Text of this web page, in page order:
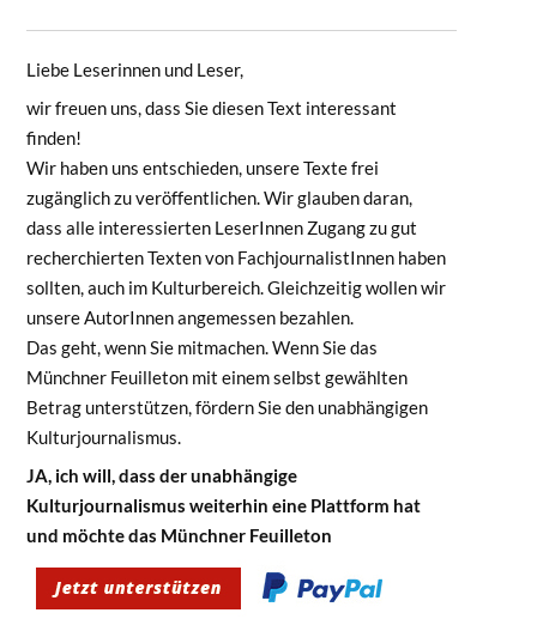
Liebe Leserinnen und Leser,
wir freuen uns, dass Sie diesen Text interessant
finden!
Wir haben uns entschieden, unsere Texte frei
zugänglich zu veröffentlichen. Wir glauben daran,
dass alle interessierten LeserInnen Zugang zu gut
recherchierten Texten von FachjournalistInnen haben
sollten, auch im Kulturbereich. Gleichzeitig wollen wir
unsere AutorInnen angemessen bezahlen.
Das geht, wenn Sie mitmachen. Wenn Sie das
Münchner Feuilleton mit einem selbst gewählten
Betrag unterstützen, fördern Sie den unabhängigen
Kulturjournalismus.
JA, ich will, dass der unabhängige
Kulturjournalismus weiterhin eine Plattform hat
und möchte das Münchner Feuilleton